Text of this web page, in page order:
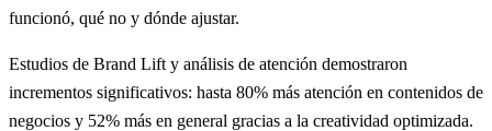
funcionó, qué no y dónde ajustar.
Estudios de Brand Lift y análisis de atención demostraron
incrementos significativos: hasta 80% más atención en contenidos de
negocios y 52% más en general gracias a la creatividad optimizada.